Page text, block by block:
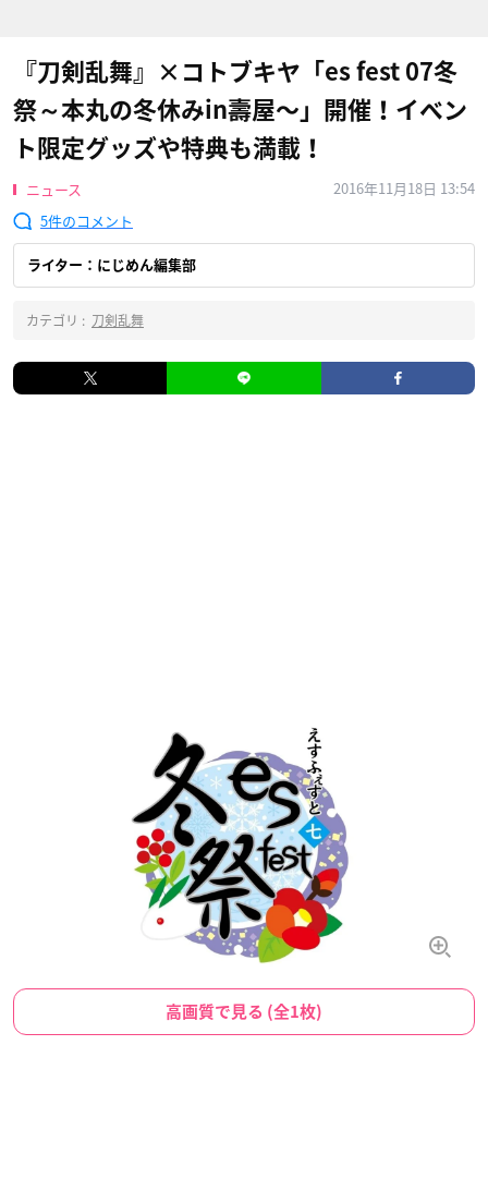
『刀剣乱舞』×コトブキヤ「es fest 07冬
祭～本丸の冬休みin壽屋〜」開催！イベン
ト限定グッズや特典も満載！
ニュース
2016年11月18日 13:54
5
ライター：にじめん編集部
カテゴリ : 刀剣乱舞
高画質で見る (全1枚)